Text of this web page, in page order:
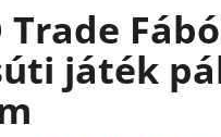
Trade
játék